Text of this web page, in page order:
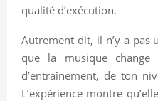
qualité d’exécution.
Autrement dit, il n’y a pas
que la musique
d’entraînement, de ton
L’expérience montre